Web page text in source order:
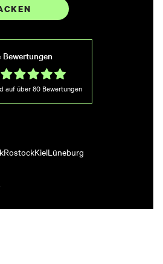
RostockKielLüneburg
Bewertungen
auf über80 Bewertungen